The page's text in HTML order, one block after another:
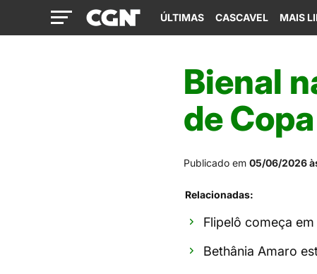
ÚLTIMAS CASCAVEL MAIS
Bienal
de
Publicado em 05/06/2026
Relacionadas:
Flipelô começa
Bethânia Amaro